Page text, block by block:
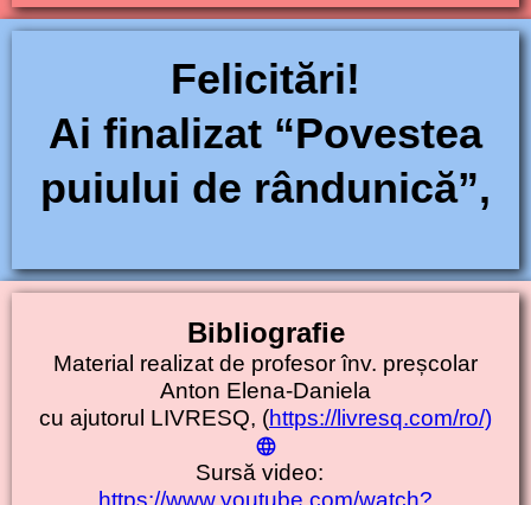
Felicitări!
Ai finalizat “Povestea
puiului de rândunică”,
Bibliografie
Material realizat de profesor înv. preșcolar
Anton Elena-Daniela
cu ajutorul LIVRESQ, (https://livresq.com/ro/)
Sursă video:
https://www.youtube.com/watch?